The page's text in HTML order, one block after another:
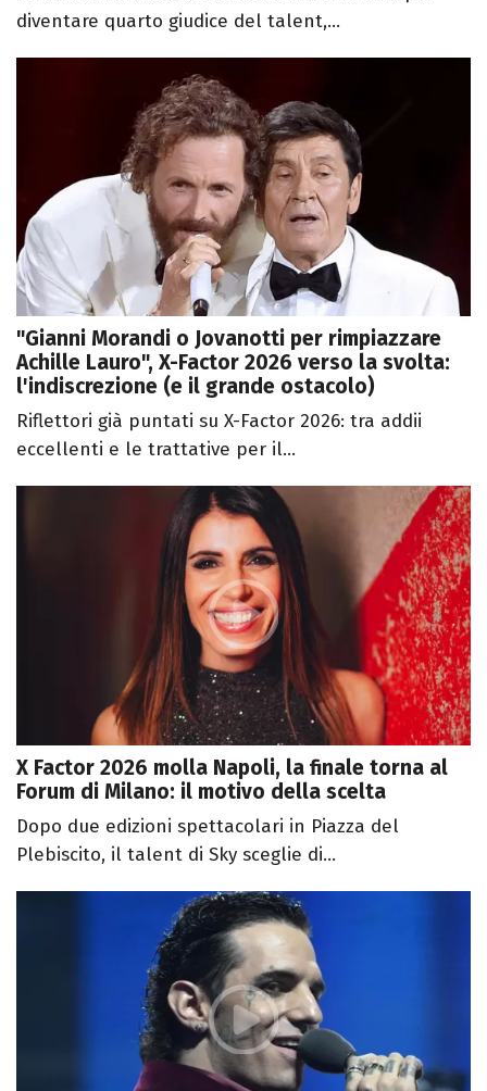
diventare quarto giudice del talent,...
"Gianni Morandi o Jovanotti per rimpiazzare
Achille Lauro", X-Factor 2026 verso la svolta:
l'indiscrezione (e il grande ostacolo)
Riflettori già puntati su X-Factor 2026: tra addii
eccellenti e le trattative per il...
X Factor 2026 molla Napoli, la finale torna al
Forum di Milano: il motivo della scelta
Dopo due edizioni spettacolari in Piazza del
Plebiscito, il talent di Sky sceglie di...